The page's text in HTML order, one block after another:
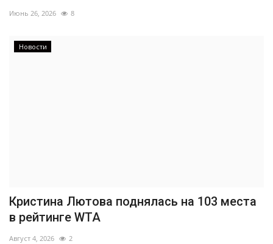
Июнь 26, 2026 8
Новости
Кристина Лютова поднялась на 103 места
в рейтинге WTA
Август 4, 2026 2